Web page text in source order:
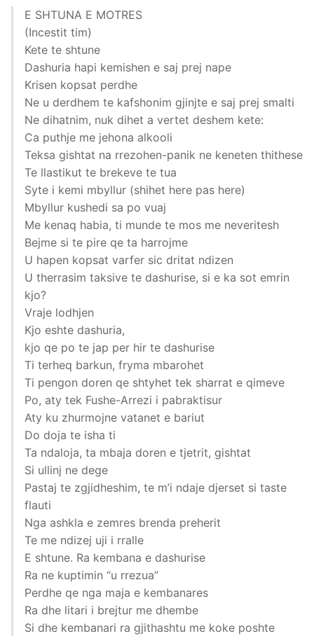
E SHTUNA E MOTRES
(Incestit tim)
Kete te shtune
Dashuria hapi kemishen e saj prej nape
Krisen kopsat perdhe
Ne u derdhem te kafshonim gjinjte e saj prej smalti
Ne dihatnim, nuk dihet a vertet deshem kete:
Ca puthje me jehona alkooli
Teksa gishtat na rrezohen-panik ne keneten thithese
Te llastikut te brekeve te tua
Syte i kemi mbyllur (shihet here pas here)
Mbyllur kushedi sa po vuaj
Me kenaq habia, ti munde te mos me neveritesh
Bejme si te pire qe ta harrojme
U hapen kopsat varfer sic dritat ndizen
U therrasim taksive te dashurise, si e ka sot emrin
kjo?
Vraje lodhjen
Kjo eshte dashuria,
kjo qe po te jap per hir te dashurise
Ti terheq barkun, fryma mbarohet
Ti pengon doren qe shtyhet tek sharrat e qimeve
Po, aty tek Fushe-Arrezi i pabraktisur
Aty ku zhurmojne vatanet e bariut
Do doja te isha ti
Ta ndaloja, ta mbaja doren e tjetrit, gishtat
Si ullinj ne dege
Pastaj te zgjidheshim, te m’i ndaje djerset si taste
flauti
Nga ashkla e zemres brenda preherit
Te me ndizej uji i rralle
E shtune. Ra kembana e dashurise
Ra ne kuptimin “u rrezua”
Perdhe qe nga maja e kembanares
Ra dhe litari i brejtur me dhembe
Si dhe kembanari ra gjithashtu me koke poshte